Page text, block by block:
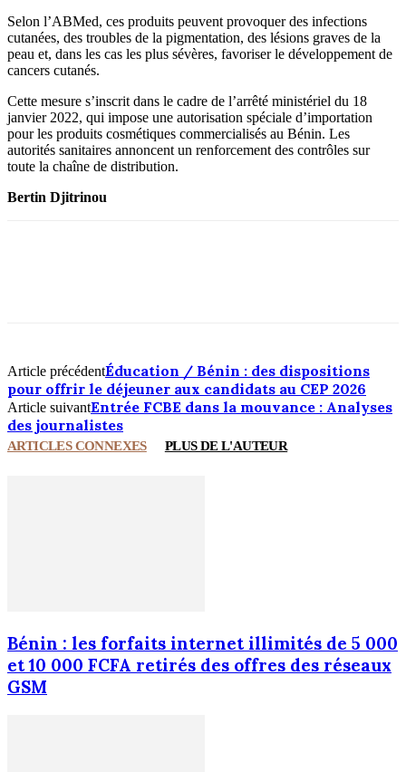
Selon l’ABMed, ces produits peuvent provoquer des infections
cutanées, des troubles de la pigmentation, des lésions graves de la
peau et, dans les cas les plus sévères, favoriser le développement de
cancers cutanés.
Cette mesure s’inscrit dans le cadre de l’arrêté ministériel du 18
janvier 2022, qui impose une autorisation spéciale d’importation
pour les produits cosmétiques commercialisés au Bénin. Les
autorités sanitaires annoncent un renforcement des contrôles sur
toute la chaîne de distribution.
Bertin Djitrinou
Article précédentÉducation / Bénin : des dispositions
pour offrir le déjeuner aux candidats au CEP 2026
Article suivantEntrée FCBE dans la mouvance : Analyses
des journalistes
ARTICLES CONNEXES PLUS DE L'AUTEUR
Bénin : les forfaits internet illimités de 5 000
et 10 000 FCFA retirés des offres des réseaux
GSM